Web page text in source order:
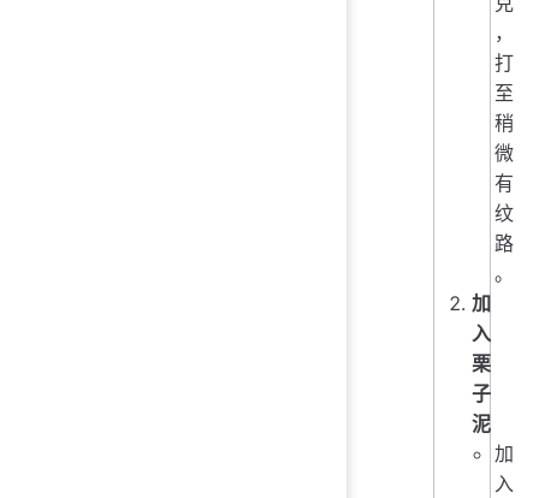
，
打
至
稍
微
有
纹
路
。
加
入
栗
子
泥
加
入